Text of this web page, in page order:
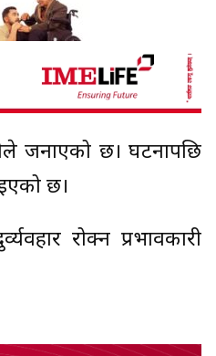
जनाएको छ। घटनापछि
छ।
रोक्न प्रभावकारी